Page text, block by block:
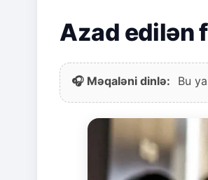
Azad edilən
🎧 Məqaləni dinlə: Bu